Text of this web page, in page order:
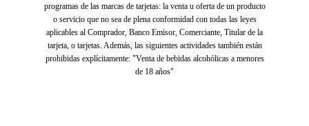
programas de las marcas de tarjetas: la venta u oferta de un producto
o servicio que no sea de plena conformidad con todas las leyes
aplicables al Comprador, Banco Emisor, Comerciante, Titular de la
tarjeta, o tarjetas. Además, las siguientes actividades también están
prohibidas explícitamente: "Venta de bebidas alcohólicas a menores
de 18 años"